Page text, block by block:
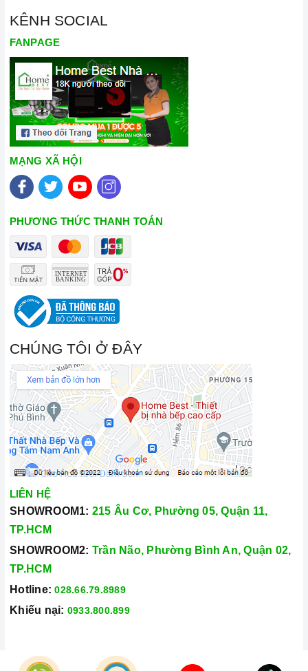
KÊNH SOCIAL
FANPAGE
MẠNG XÃ HỘI
PHƯƠNG THỨC THANH TOÁN
CHÚNG TÔI Ở ĐÂY
LIÊN HỆ
SHOWROOM1: 215 Âu Cơ, Phường 05, Quận 11,
TP.HCM
SHOWROOM2: Trần Não, Phường Bình An, Quận 02,
TP.HCM
Hotline: 028.66.79.8989
Khiếu nại: 0933.800.899
© Bản quyền thuộc vềCông Ty TNHH Home Best Việt Nam